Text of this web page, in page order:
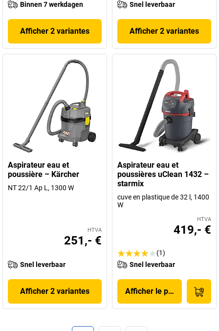
Binnen 7 werkdagen
Afficher 2 variantes
Snel leverbaar
Afficher 2 variantes
Aspirateur eau et
poussière – Kärcher
NT 22/1 Ap L, 1300 W
HTVA
251,- €
Snel leverbaar
Afficher 2 variantes
Aspirateur eau et
poussières uClean 1432 –
starmix
cuve en plastique de 32 l, 1400
W
HTVA
419,- €
(1)
Snel leverbaar
Afficher le produit